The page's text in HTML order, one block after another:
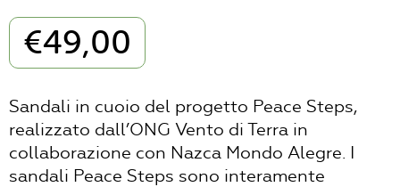
€49,00
Sandali in cuoio del progetto Peace Steps,
realizzato dall’ONG Vento di Terra in
collaborazione con Nazca Mondo Alegre. I
sandali Peace Steps sono interamente